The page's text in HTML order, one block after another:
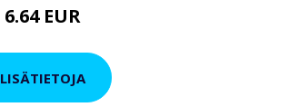
6.64 EUR
LISÄTIETOJA